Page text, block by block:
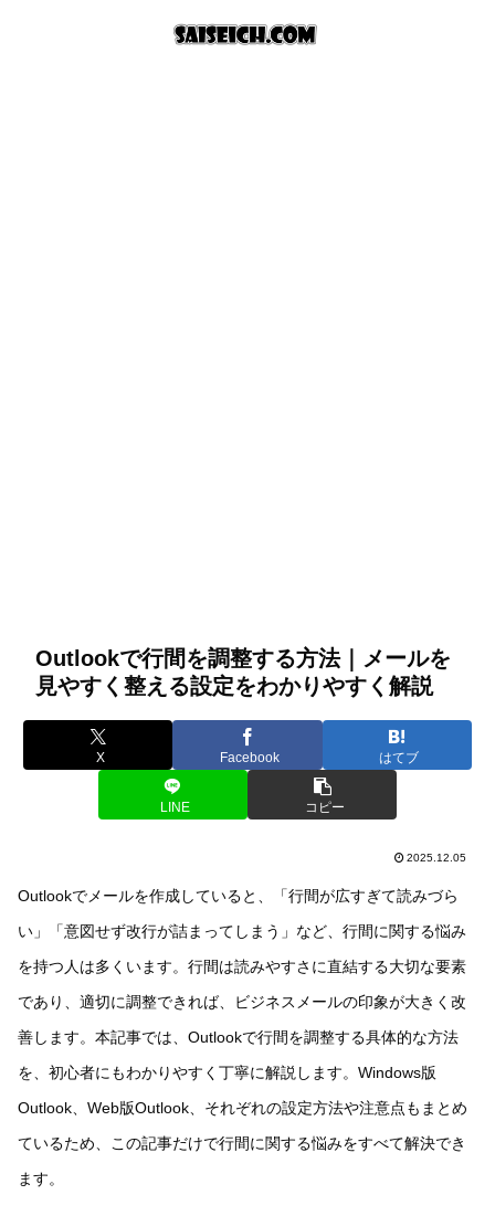
Outlookで行間を調整する方法｜メールを
見やすく整える設定をわかりやすく解説
X Facebook はてブ
LINE コピー
2025.12.05
Outlookでメールを作成していると、「行間が広すぎて読みづら
い」「意図せず改行が詰まってしまう」など、行間に関する悩み
を持つ人は多くいます。行間は読みやすさに直結する大切な要素
であり、適切に調整できれば、ビジネスメールの印象が大きく改
善します。本記事では、Outlookで行間を調整する具体的な方法
を、初心者にもわかりやすく丁寧に解説します。Windows版
Outlook、Web版Outlook、それぞれの設定方法や注意点もまとめ
ているため、この記事だけで行間に関する悩みをすべて解決でき
ます。